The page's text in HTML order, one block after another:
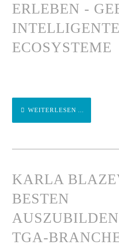
ERLEBEN -
INTELLIGENTE
ECOSYSTEME
WEITERLESEN ...
KARLA
BESTEN
TGA-